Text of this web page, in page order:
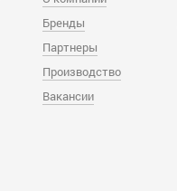
Бренды
Партнеры
Производство
Вакансии